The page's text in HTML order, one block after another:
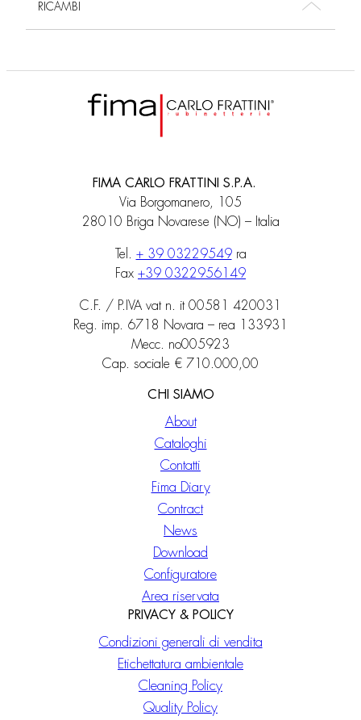
RICAMBI
FIMA CARLO FRATTINI S.P.A.
Via Borgomanero, 105
28010 Briga Novarese (NO) – Italia
Tel. + 39 03229549ra
Fax +39 0322956149
C.F. / P.IVA vat n. it 00581 420031
Reg. imp. 6718 Novara – rea 133931
Mecc. no005923
Cap. sociale € 710.000,00
CHI SIAMO
About
Cataloghi
Contatti
Fima Diary
Contract
News
Download
Configuratore
Area riservata
PRIVACY & POLICY
Condizioni generali di vendita
Etichettatura ambientale
Cleaning Policy
Quality Policy